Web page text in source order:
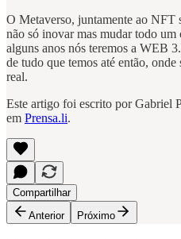
O Metaverso, juntamente ao NFT
não só inovar mas mudar todo
alguns anos nós teremos a WEB
de tudo que temos até então,
real.
Este artigo foi escrito por Gabriel
em Prensa.li.
Compartilhar
Anterior
Próximo